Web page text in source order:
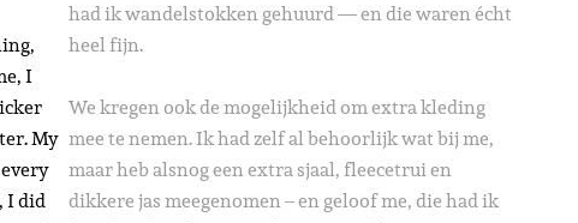
I
My
I did
had ik wandelstokken gehuurd — en die waren écht
heel fijn.
We kregen ook de mogelijkheid om extra kleding
mee te nemen. Ik had zelf al behoorlijk wat bij me,
maar heb alsnog een extra sjaal, fleecetrui en
dikkere jas meegenomen – en geloof me, die had ik